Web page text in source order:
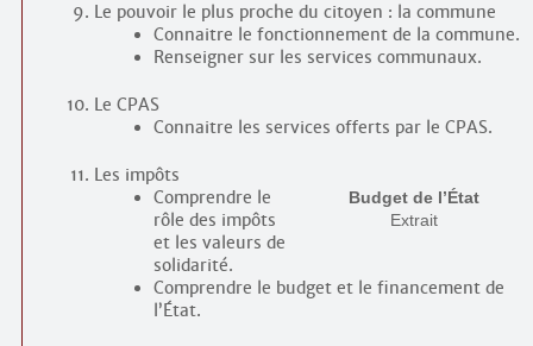
Le pouvoir le plus proche du citoyen : la commune
Connaitre le fonctionnement de la commune.
Renseigner sur les services communaux.
Le CPAS
Connaitre les services offerts par le CPAS.
Les impôts
Budget de l’État
Extrait
Comprendre le
rôle des impôts
et les valeurs de
solidarité.
Comprendre le budget et le financement de
l’État.